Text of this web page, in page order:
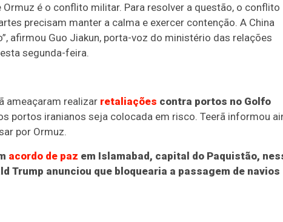
é o conflito militar. Para resolver a questão, o conflito
precisam manter a calma e exercer contenção. A China
afirmou Guo Jiakun, porta-voz do ministério das relações
segunda-feira.
ameaçaram realizar retaliações contra portos no Golfo
portos iranianos seja colocada em risco. Teerã informou
por Ormuz.
acordo de paz em Islamabad, capital do Paquistão,
Trump anunciou que bloquearia a passagem de navios